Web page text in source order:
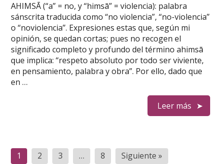
AHIMSĀ (“a” = no, y “himsā” = violencia): palabra
sánscrita traducida como “no violencia”, “no-violencia”
o “noviolencia”. Expresiones estas que, según mi
opinión, se quedan cortas; pues no recogen el
significado completo y profundo del término ahimsā
que implica: “respeto absoluto por todo ser viviente,
en pensamiento, palabra y obra”. Por ello, dado que
en …
Leer más
Paginación
1 2 3 … 8 Siguiente »